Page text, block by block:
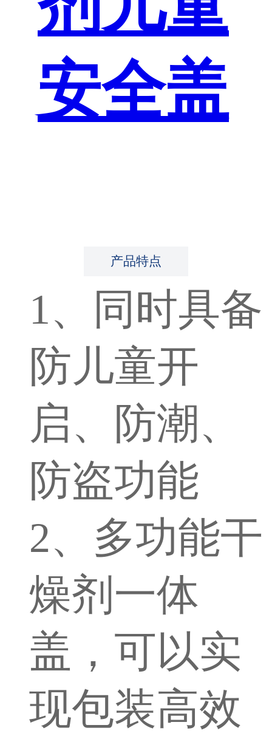
安全盖
产品特点
1、同时具备
防儿童开
启、防潮、
防盗功能
2、多功能干
燥剂一体
盖，可以实
现包装高效